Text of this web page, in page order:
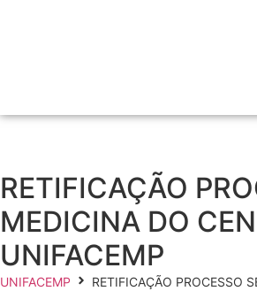
RETIFICAÇÃO
MEDICINA DO
UNIFACEMP
UNIFACEMP RETIFICAÇÃO PROCESSO